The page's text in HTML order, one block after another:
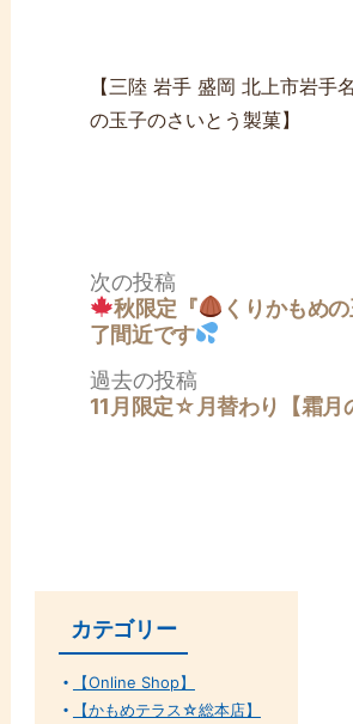
【三陸 岩手 盛岡 北上市岩手
の玉子のさいとう製菓】
過去の投稿過
去
11月限定☆月替わり【霜月
次の投稿次
の
投
秋限定『
くりかもめ
了間近です
カテゴリー
【Online Shop】
【かもめテラス☆総本店】